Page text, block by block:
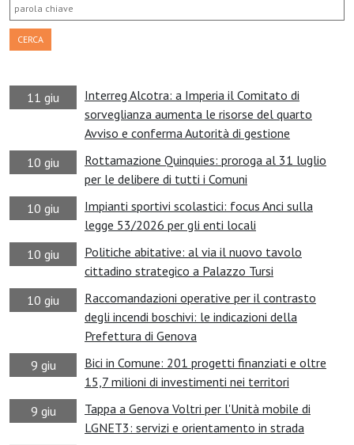
CERCA
11 giu
Interreg Alcotra: a Imperia il Comitato di
sorveglianza aumenta le risorse del quarto
Avviso e conferma Autorità di gestione
10 giu
Rottamazione Quinquies: proroga al 31 luglio
per le delibere di tutti i Comuni
10 giu
Impianti sportivi scolastici: focus Anci sulla
legge 53/2026 per gli enti locali
10 giu
Politiche abitative: al via il nuovo tavolo
cittadino strategico a Palazzo Tursi
10 giu
Raccomandazioni operative per il contrasto
degli incendi boschivi: le indicazioni della
Prefettura di Genova
9 giu
Bici in Comune: 201 progetti finanziati e oltre
15,7 milioni di investimenti nei territori
9 giu
Tappa a Genova Voltri per l'Unità mobile di
LGNET3: servizi e orientamento in strada